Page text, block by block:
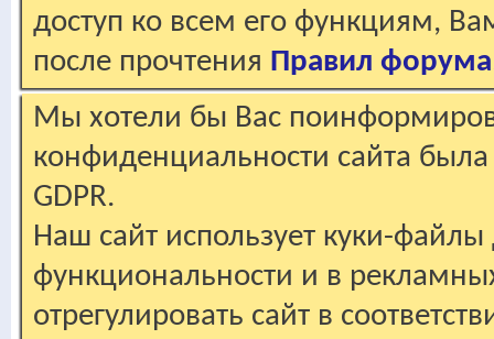
доступ ко всем его функциям,
после прочтения Правил форума
Мы хотели бы Вас
конфиденциальности сайта
GDPR.
Наш сайт использует куки-файлы
функциональности и в
отрегулировать сайт в